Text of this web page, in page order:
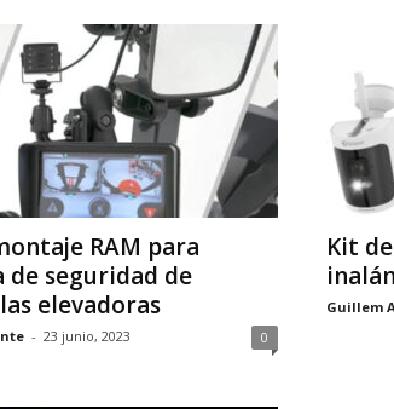
RAM para
de seguridad de
elevadoras
- 23 junio, 2023 0
Kit
Guillem